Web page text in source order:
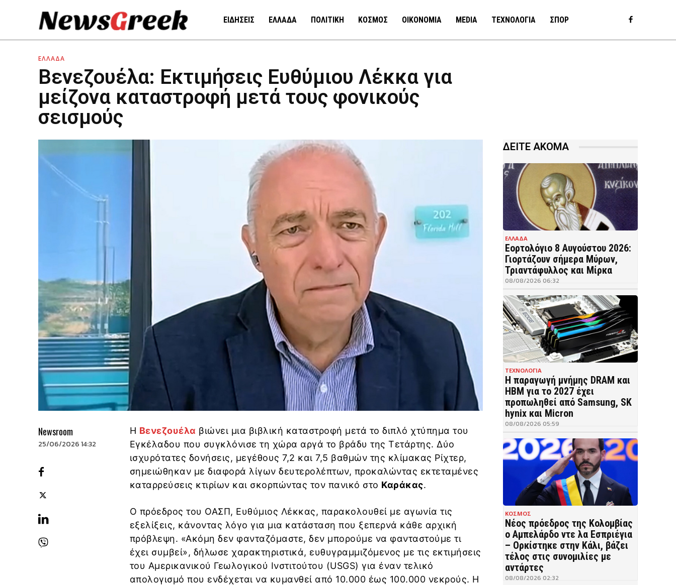
ΕΙΔΗΣΕΙΣ ΕΛΛΑΔΑ ΠΟΛΙΤΙΚΗ ΚΟΣΜΟΣ ΟΙΚΟΝΟΜΙΑ MEDIA ΤΕΧΝΟΛΟΓΙΑ ΣΠΟΡ
ΕΛΛΑΔΑ
Βενεζουέλα: Εκτιμήσεις Ευθύμιου Λέκκα για
μείζονα καταστροφή μετά τους φονικούς
σεισμούς
Newsroom
25/06/2026 14:32
Η Βενεζουέλα βιώνει μια βιβλική καταστροφή μετά το διπλό χτύπημα του
Εγκέλαδου που συγκλόνισε τη χώρα αργά το βράδυ της Τετάρτης. Δύο
ισχυρότατες δονήσεις, μεγέθους 7,2 και 7,5 βαθμών της κλίμακας Ρίχτερ,
σημειώθηκαν με διαφορά λίγων δευτερολέπτων, προκαλώντας εκτεταμένες
καταρρεύσεις κτιρίων και σκορπώντας τον πανικό στο Καράκας.
Ο πρόεδρος του ΟΑΣΠ, Ευθύμιος Λέκκας, παρακολουθεί με αγωνία τις
εξελίξεις, κάνοντας λόγο για μια κατάσταση που ξεπερνά κάθε αρχική
πρόβλεψη. «Ακόμη δεν φανταζόμαστε, δεν μπορούμε να φανταστούμε τι
έχει συμβεί», δήλωσε χαρακτηριστικά, ευθυγραμμιζόμενος με τις εκτιμήσεις
του Αμερικανικού Γεωλογικού Ινστιτούτου (USGS) για έναν τελικό
απολογισμό που ενδέχεται να κυμανθεί από 10.000 έως 100.000 νεκρούς. Η
ΔΕΙΤΕ ΑΚΟΜΑ
ΕΛΛΑΔΑ
Εορτολόγιο 8 Αυγούστου 2026:
Γιορτάζουν σήμερα Μύρων,
Τριαντάφυλλος και Μίρκα
08/08/2026 06:32
ΤΕΧΝΟΛΟΓΙΑ
Η παραγωγή μνήμης DRAM και
HBM για το 2027 έχει
προπωληθεί από Samsung, SK
hynix και Micron
08/08/2026 05:59
ΚΟΣΜΟΣ
Νέος πρόεδρος της Κολομβίας
ο Αμπελάρδο ντε λα Εσπριέγια
– Ορκίστηκε στην Κάλι, βάζει
τέλος στις συνομιλίες με
αντάρτες
08/08/2026 02:32